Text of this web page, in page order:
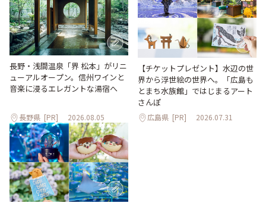
長野・浅間温泉「界 松本」がリニ
ューアルオープン。信州ワインと
音楽に浸るエレガントな湯宿へ
長野県 [PR] 2026.08.05
【チケットプレゼント】水辺の世
界から浮世絵の世界へ。「広島も
とまち水族館」ではじまるアート
さんぽ
広島県 [PR] 2026.07.31